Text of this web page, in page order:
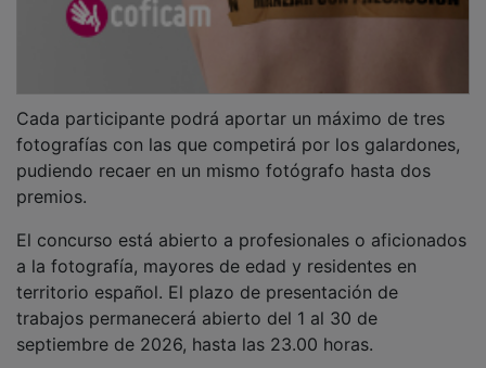
fotografías con las que competirá por los galardones,
pudiendo recaer en un mismo fotógrafo hasta dos
premios.
a la fotografía, mayores de edad y residentes en
territorio español. El plazo de presentación de
trabajos permanecerá abierto del 1 al 30 de
septiembre de 2026, hasta las 23.00 horas.